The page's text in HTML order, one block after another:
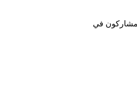
المشاركون في